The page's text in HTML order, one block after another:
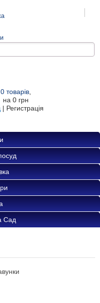
0товарів,
на 0 грн
| Регистрація
Сад